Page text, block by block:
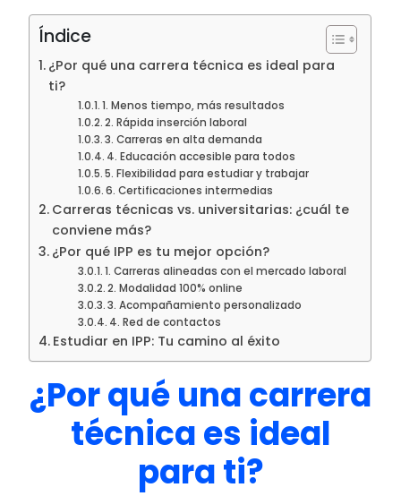
Índice
¿Por qué una carrera técnica es ideal para
ti?
1. Menos tiempo, más resultados
2. Rápida inserción laboral
3. Carreras en alta demanda
4. Educación accesible para todos
5. Flexibilidad para estudiar y trabajar
6. Certificaciones intermedias
Carreras técnicas vs. universitarias: ¿cuál te
conviene más?
¿Por qué IPP es tu mejor opción?
1. Carreras alineadas con el mercado laboral
2. Modalidad 100% online
3. Acompañamiento personalizado
4. Red de contactos
Estudiar en IPP: Tu camino al éxito
¿Por qué una carrera
técnica es ideal
para ti?